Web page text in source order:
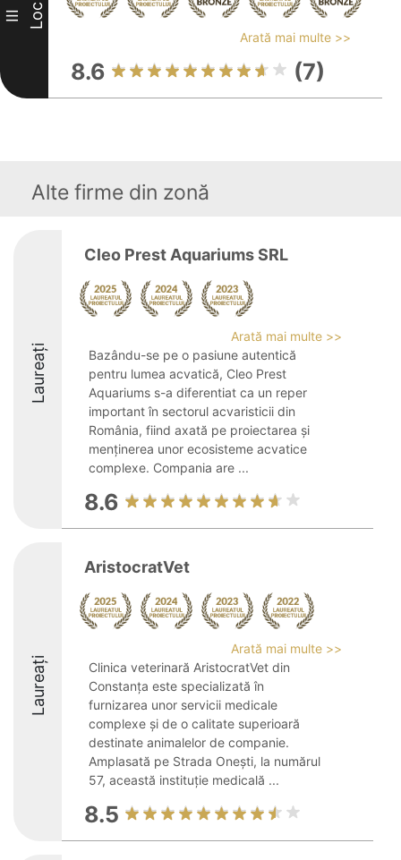
III Loc
Arată mai multe >>
8.6 (7)
Alte firme din zonă
Laureați
Cleo Prest Aquariums SRL
Arată mai multe >>
Bazându-se pe o pasiune autentică
pentru lumea acvatică, Cleo Prest
Aquariums s-a diferentiat ca un reper
important în sectorul acvaristicii din
România, fiind axată pe proiectarea și
menținerea unor ecosisteme acvatice
complexe. Compania are ...
8.6
Laureați
AristocratVet
Arată mai multe >>
Clinica veterinară AristocratVet din
Constanța este specializată în
furnizarea unor servicii medicale
complexe și de o calitate superioară
destinate animalelor de companie.
Amplasată pe Strada Onești, la numărul
57, această instituție medicală ...
8.5